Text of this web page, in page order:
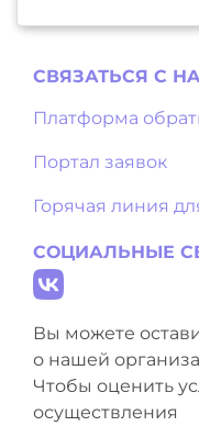
СВЯЗАТЬСЯ С
Платформа
Портал заявок
Горячая линия
СОЦИАЛЬНЫЕ
Вы можете
о нашей
Чтобы оценить
осуществления